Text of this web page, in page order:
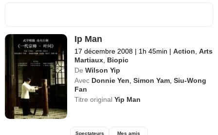
Ip Man
17 décembre 2008 | 1h 45min | Action,Arts
Martiaux, Biopic
De Wilson Yip
Avec Donnie Yen,Simon Yam,Siu-Wong
Fan
Titre originalYip Man
Spectateurs Mes amis